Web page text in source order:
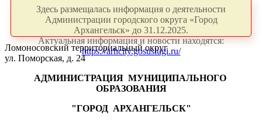
Здесь размещалась информация о деятельности
Администрации городского округа «Город
Архангельск» до 31.12.2025.
Актуальная информация и новости находятся:
https://arhcity.gosuslugi.ru/
Ломоносовский территориальный округ
ул. Поморская, д. 24
АДМИНИСТРАЦИЯ МУНИЦИПАЛЬНОГО
ОБРАЗОВАНИЯ
"ГОРОД АРХАНГЕЛЬСК"